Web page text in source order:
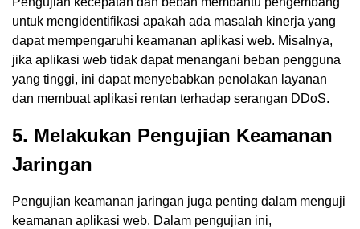
untuk mengidentifikasi apakah ada masalah kinerja yang
dapat mempengaruhi keamanan aplikasi web. Misalnya,
jika aplikasi web tidak dapat menangani beban pengguna
yang tinggi, ini dapat menyebabkan penolakan layanan
dan membuat aplikasi rentan terhadap serangan DDoS.
5. Melakukan Pengujian Keamanan
Jaringan
Pengujian keamanan jaringan juga penting dalam menguji
keamanan aplikasi web. Dalam pengujian ini,